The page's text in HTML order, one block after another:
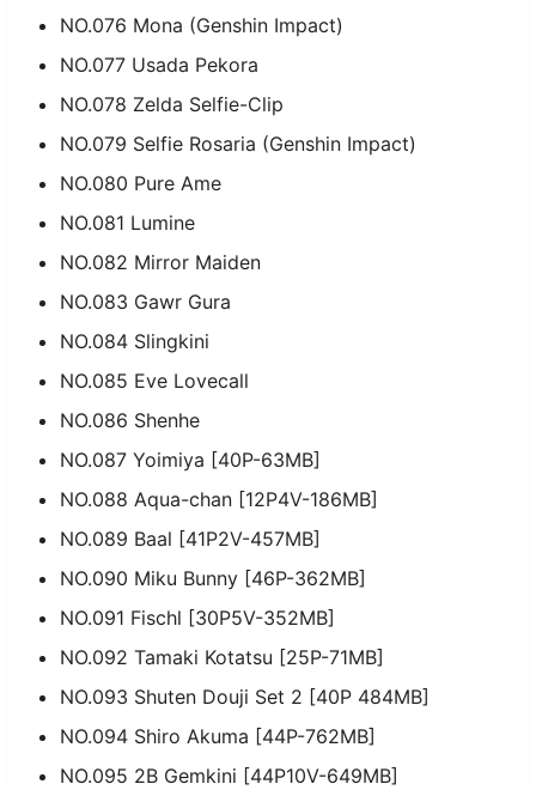
NO.076 Mona (Genshin Impact)
NO.077 Usada Pekora
NO.078 Zelda Selfie-Clip
NO.079 Selfie Rosaria (Genshin Impact)
NO.080 Pure Ame
NO.081 Lumine
NO.082 Mirror Maiden
NO.083 Gawr Gura
NO.084 Slingkini
NO.085 Eve Lovecall
NO.086 Shenhe
NO.087 Yoimiya [40P-63MB]
NO.088 Aqua-chan [12P4V-186MB]
NO.089 Baal [41P2V-457MB]
NO.090 Miku Bunny [46P-362MB]
NO.091 Fischl [30P5V-352MB]
NO.092 Tamaki Kotatsu [25P-71MB]
NO.093 Shuten Douji Set 2 [40P 484MB]
NO.094 Shiro Akuma [44P-762MB]
NO.095 2B Gemkini [44P10V-649MB]